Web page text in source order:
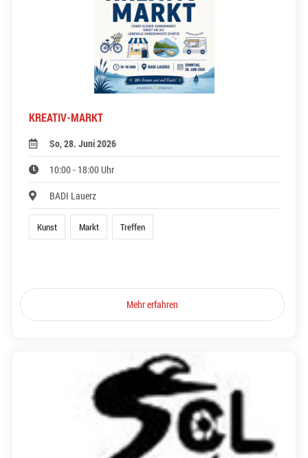
KREATIV-MARKT
So, 28. Juni 2026
10:00 - 18:00 Uhr
BADI Lauerz
Kunst Markt Treffen
Mehr erfahren